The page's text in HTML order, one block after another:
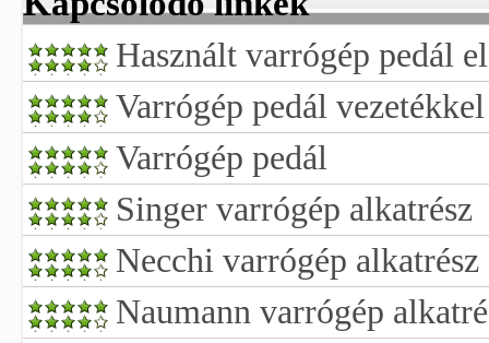
Használt varrógép pedál
Varrógép pedál vezetékkel
Varrógép pedál
Singer varrógép alkatrész
Necchi varrógép alkatrész
Naumann varrógép